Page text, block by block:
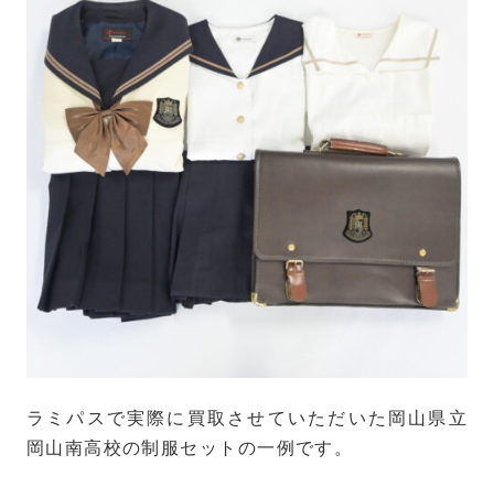
ラミパスで実際に買取させていただいた岡山県立
岡山南高校の制服セットの一例です。